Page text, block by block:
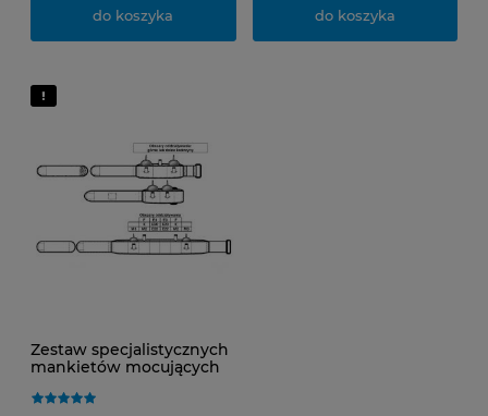
do koszyka do koszyka
Zestaw specjalistycznych
mankietów mocujących